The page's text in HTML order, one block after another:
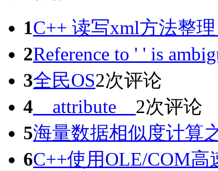
1C++ 读写xml方法整
2Reference to ' ' is
3全民OS2次评论
4 __attribute__ 2次评论
5海量数据相似度计算
6C++使用OLE/COM